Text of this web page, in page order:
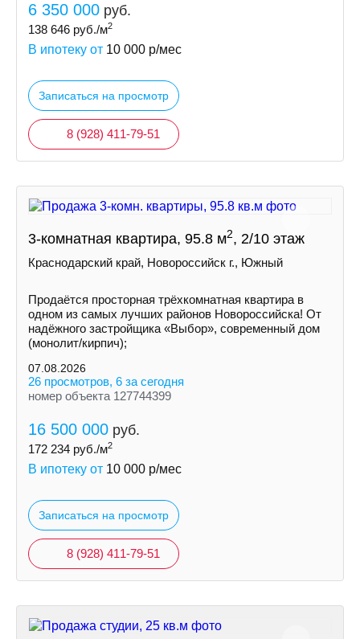
6 350 000 руб.
138 646 руб./м2
В ипотеку от 10 000 р/мес
Записаться на просмотр
8 (928) 411-79-51
3-комнатная квартира, 95.8 м2, 2/10 этаж
Краснодарский край, Новороссийск г., Южный
Продаётся просторная трёхкомнатная квартира в
одном из самых лучших районов Новороссийска! От
надёжного застройщика «Выбор», современный дом
(монолит/кирпич);
07.08.2026
26 просмотров, 6 за сегодня
номер объекта 127744399
16 500 000 руб.
172 234 руб./м2
В ипотеку от 10 000 р/мес
Записаться на просмотр
8 (928) 411-79-51